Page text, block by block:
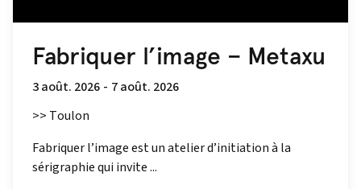
Fabriquer l’image – Metaxu
3 août. 2026 - 7 août. 2026
>> Toulon
Fabriquer l’image est un atelier d’initiation à la
sérigraphie qui invite ...